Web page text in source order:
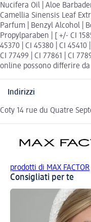
Nucifera Oil | Aloe
Camellia Sinensis Leaf
Parfum | Benzyl Alcohol |
Propylparaben | [ +/- CI
45370 | CI 45380 | CI 45410
CI 77499 | CI 77861 | CI
online possono differire
Indirizzi
Coty 14 rue du Quatre
prodotti di MAX FACTOR
Consigliati per te